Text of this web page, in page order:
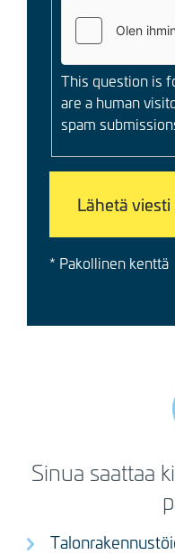
This question is
are a human
spam
* Pakollinen kenttä
Sinua saattaa